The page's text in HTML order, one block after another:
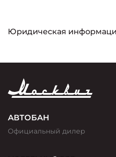
Юридическая
“Стандарт Плюс с
АВТОБАН
Официальный дилер